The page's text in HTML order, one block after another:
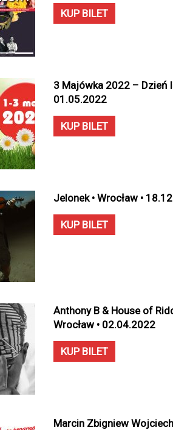
KUP BILET
3 Majówka 2022 – Dzień I:
01.05.2022
KUP BILET
Jelonek • Wrocław •
KUP BILET
Anthony B & House of
Wrocław • 02.04.2022
KUP BILET
Marcin Zbigniew Wojciech